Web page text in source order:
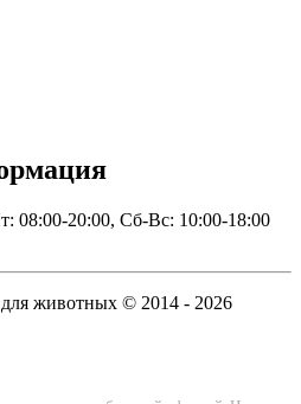
08:00-20:00, Сб-Вс: 10:00-18:00
животных © 2014 - 2026